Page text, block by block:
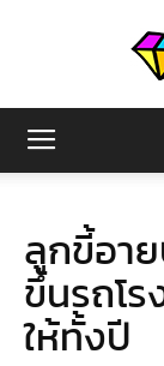
ลูกขี้อา
ขึ้นรถโ
ให้ทั้งปี